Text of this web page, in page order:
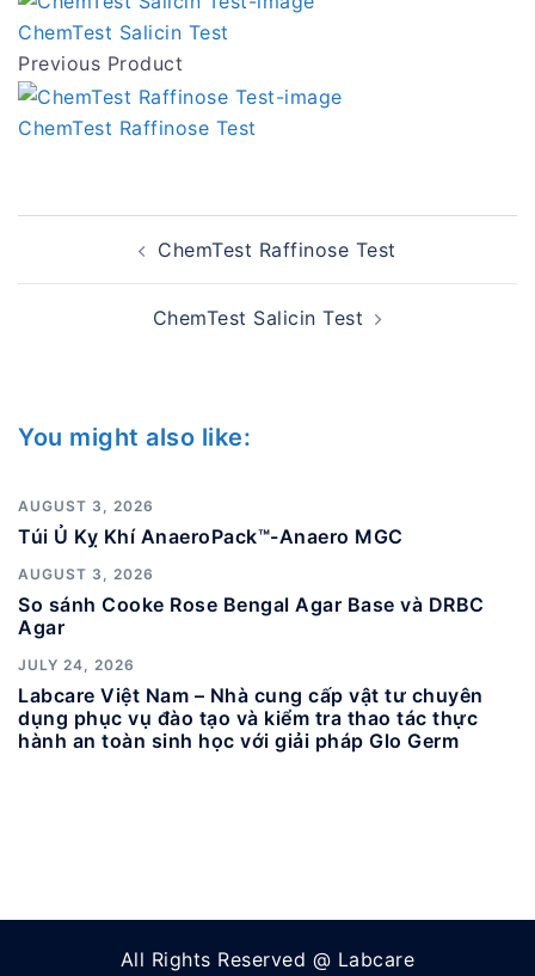
ChemTest Salicin Test
Previous Product
ChemTest Raffinose Test
navigationChemTest Raffinose Test
ChemTest Salicin Test
You might also like:
AUGUST 3, 2026
Túi Ủ Kỵ Khí AnaeroPack™-Anaero MGC
AUGUST 3, 2026
So sánh Cooke Rose Bengal Agar Base và DRBC
Agar
JULY 24, 2026
Labcare Việt Nam – Nhà cung cấp vật tư chuyên
dụng phục vụ đào tạo và kiểm tra thao tác thực
hành an toàn sinh học với giải pháp Glo Germ
All Rights Reserved @ Labcare